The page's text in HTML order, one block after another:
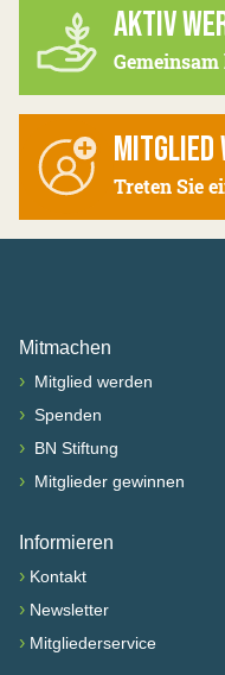
AKTIV
MITGLIED
Treten Sie
Mitmachen
› Mitglied werden
› Spenden
› BN Stiftung
› Mitglieder gewinnen
Informieren
› Kontakt
› Newsletter
› Mitgliederservice